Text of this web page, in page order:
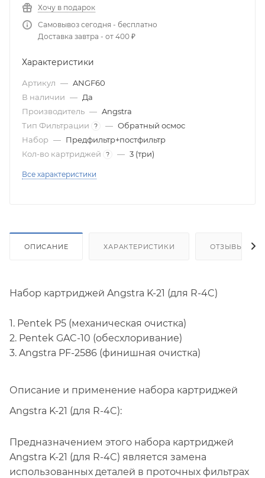
Хочу в подарок
Самовывоз сегодня - бесплатно
Доставка завтра - от 400 ₽
Характеристики
Артикул — ANGF60
В наличии — Да
Производитель — Angstra
Тип Фильтрации
? — Обратный осмос
Набор — Предфильтр+постфильтр
Кол-во картриджей
? — 3 (три)
Все характеристики
ОПИСАНИЕ ХАРАКТЕРИСТИКИ ОТЗЫВЫ
Набор картриджей Angstra K-21 (для R-4C)
1. Pentek P5 (механическая очистка)
2. Pentek GAC-10 (обесхлоривание)
3. Angstra PF-2586 (финишная очистка)
Описание и применение набора картриджей
Angstra K-21 (для R-4C):
Предназначением этого набора картриджей
Angstra K-21 (для R-4C) является замена
использованных деталей в проточных фильтрах